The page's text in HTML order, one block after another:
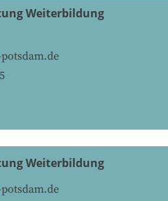
Weiterbildung
Weiterbildung